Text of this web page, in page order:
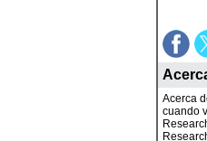
Acerca
cuando